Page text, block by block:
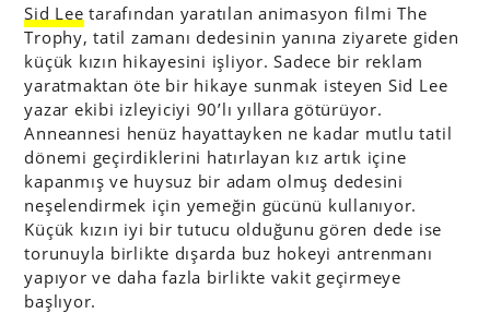
Sid Lee tarafından yaratılan animasyon filmi The
Trophy, tatil zamanı dedesinin yanına ziyarete giden
küçük kızın hikayesini işliyor. Sadece bir reklam
yaratmaktan öte bir hikaye sunmak isteyen Sid Lee
yazar ekibi izleyiciyi 90’lı yıllara götürüyor.
Anneannesi henüz hayattayken ne kadar mutlu tatil
dönemi geçirdiklerini hatırlayan kız artık içine
kapanmış ve huysuz bir adam olmuş dedesini
neşelendirmek için yemeğin gücünü kullanıyor.
Küçük kızın iyi bir tutucu olduğunu gören dede ise
torunuyla birlikte dışarda buz hokeyi antrenmanı
yapıyor ve daha fazla birlikte vakit geçirmeye
başlıyor.